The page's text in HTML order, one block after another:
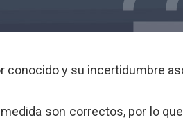
conocido y su incertidumbre
son correctos, por lo